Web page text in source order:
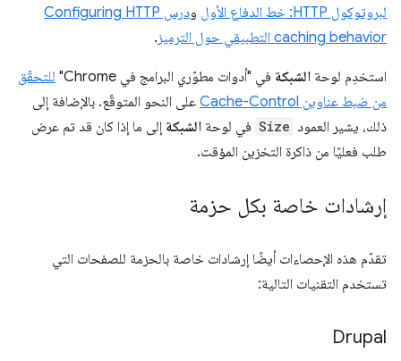
لبروتوكول HTTP: خط الدفاع الأول
و
درس Configuring HTTP
caching behavior التطبيقي حول الترميز
.
استخدِم لوحة الشبكة في "أدوات مطوّري البرامج في Chrome"
للتحقّق
من ضبط عناوين Cache-Control
على النحو المتوقّع. بالإضافة إلى
ذلك، يشير العمود Size في لوحة الشبكة إلى ما إذا كان قد تم عرض
طلب فعليًا من ذاكرة التخزين المؤقت.
إرشادات خاصة بكل حزمة
تقدّم هذه الإحصاءات أيضًا إرشادات خاصة بالحزمة للصفحات التي
تستخدم التقنيات التالية:
Drupal